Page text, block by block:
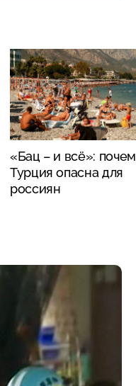
«Бац – и всё»:
Турция опасна для
россиян